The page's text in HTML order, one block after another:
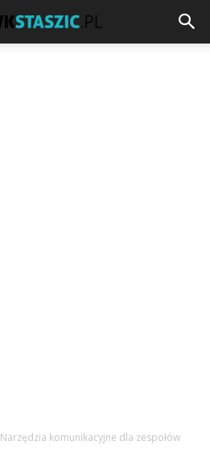
Narzędzia komunikacyjne dla zespołów